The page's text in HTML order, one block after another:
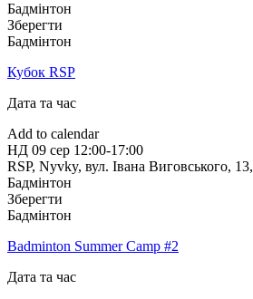
Бадмінтон
Зберегти
Бадмінтон
Кубок RSP
Дата та час
Add to calendar
НД 09 сер 12:00-17:00
RSP, Nyvky, вул. Івана Виговського, 13,
Бадмінтон
Зберегти
Бадмінтон
Badminton Summer Camp #2
Дата та час